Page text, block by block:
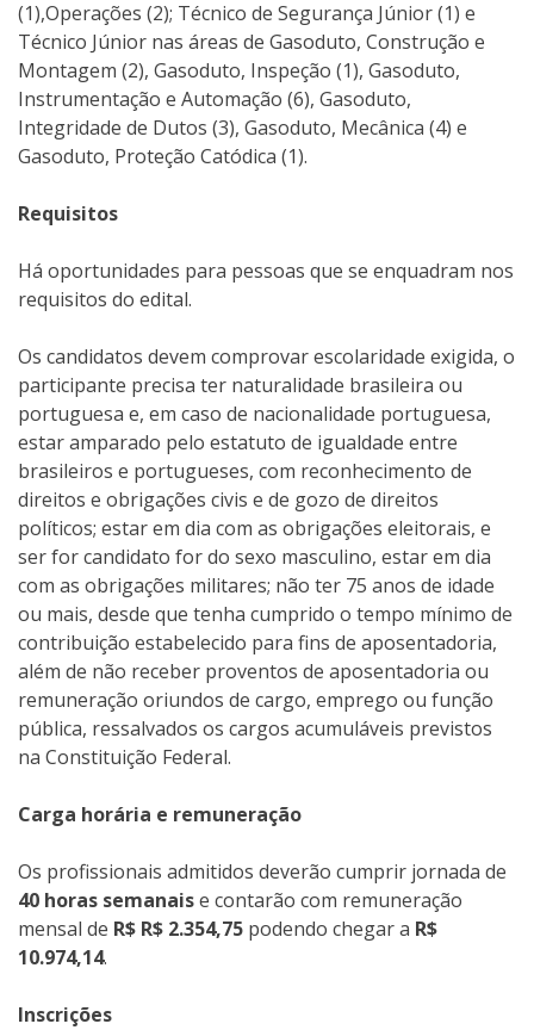
(1),Operações (2); Técnico de Segurança Júnior (1) e
Técnico Júnior nas áreas de Gasoduto, Construção e
Montagem (2), Gasoduto, Inspeção (1), Gasoduto,
Instrumentação e Automação (6), Gasoduto,
Integridade de Dutos (3), Gasoduto, Mecânica (4) e
Gasoduto, Proteção Catódica (1).
Requisitos
Há oportunidades para pessoas que se enquadram nos
requisitos do edital.
Os candidatos devem comprovar escolaridade exigida, o
participante precisa ter naturalidade brasileira ou
portuguesa e, em caso de nacionalidade portuguesa,
estar amparado pelo estatuto de igualdade entre
brasileiros e portugueses, com reconhecimento de
direitos e obrigações civis e de gozo de direitos
políticos; estar em dia com as obrigações eleitorais, e
ser for candidato for do sexo masculino, estar em dia
com as obrigações militares; não ter 75 anos de idade
ou mais, desde que tenha cumprido o tempo mínimo de
contribuição estabelecido para fins de aposentadoria,
além de não receber proventos de aposentadoria ou
remuneração oriundos de cargo, emprego ou função
pública, ressalvados os cargos acumuláveis previstos
na Constituição Federal.
Carga horária e remuneração
Os profissionais admitidos deverão cumprir jornada de
40 horas semanaise contarão com remuneração
mensal de R$ R$ 2.354,75 podendo chegar a R$
10.974,14.
Inscrições